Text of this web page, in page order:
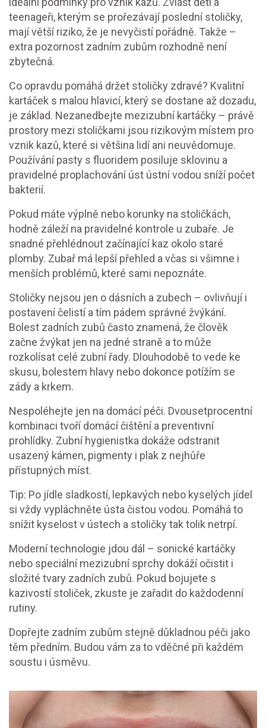
teenageři, kterým se prořezávají poslední stoličky,
mají větší riziko, že je nevyčistí pořádně. Takže –
extra pozornost zadním zubům rozhodně není
zbytečná.
Co opravdu pomáhá držet stoličky zdravé? Kvalitní
kartáček s malou hlavicí, který se dostane až dozadu,
je základ. Nezanedbejte mezizubní kartáčky – právě
prostory mezi stoličkami jsou rizikovým místem pro
vznik kazů, které si většina lidí ani neuvědomuje.
Používání pasty s fluoridem posiluje sklovinu a
pravidelné proplachování úst ústní vodou sníží počet
bakterií.
Pokud máte výplně nebo korunky na stoličkách,
hodně záleží na pravidelné kontrole u zubaře. Je
snadné přehlédnout začínající kaz okolo staré
plomby. Zubař má lepší přehled a včas si všimne i
menších problémů, které sami nepoznáte.
Stoličky nejsou jen o dásních a zubech – ovlivňují i
postavení čelistí a tím pádem správné žvýkání.
Bolest zadních zubů často znamená, že člověk
začne žvýkat jen na jedné straně a to může
rozkolísat celé zubní řady. Dlouhodobě to vede ke
skusu, bolestem hlavy nebo dokonce potížím se
zády a krkem.
Nespoléhejte jen na domácí péči. Dvousetprocentní
kombinaci tvoří domácí čištění a preventivní
prohlídky. Zubní hygienistka dokáže odstranit
usazený kámen, pigmenty i plak z nejhůře
přístupných míst.
Tip: Po jídle sladkostí, lepkavých nebo kyselých jídel
si vždy vypláchněte ústa čistou vodou. Pomáhá to
snížit kyselost v ústech a stoličky tak tolik netrpí.
Moderní technologie jdou dál – sonické kartáčky
nebo speciální mezizubní sprchy dokáží očistit i
složité tvary zadních zubů. Pokud bojujete s
kazivostí stoliček, zkuste je zařadit do každodenní
rutiny.
Dopřejte zadním zubům stejně důkladnou péči jako
těm předním. Budou vám za to vděčné při každém
soustu i úsměvu.